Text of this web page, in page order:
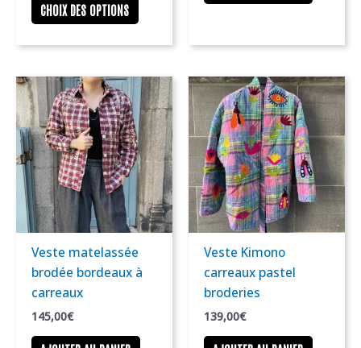
CHOIX DES OPTIONS
produit
Veste matelassée
brodée bordeaux à
carreaux
145,00€
Veste Kimono
carreaux pastel
broderies
139,00€